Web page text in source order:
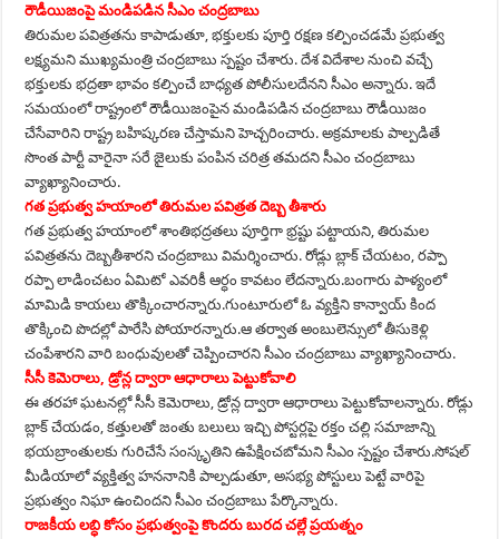
రౌడీయిజంపై మండిపడిన సీఎం చంద్రబాబు
తిరుమల పవిత్రతను కాపాడుతూ, భక్తులకు పూర్తి రక్షణ కల్పించడమే ప్రభుత్వ
లక్ష్యమని ముఖ్యమంత్రి చంద్రబాబు స్పష్టం చేశారు. దేశ విదేశాల నుంచి వచ్చే
భక్తులకు భద్రతా భావం కల్పించే బాధ్యత పోలీసులదేనని సీఎం అన్నారు. ఇదే
సమయంలో రాష్ట్రంలో రౌడీయిజంపైన మండిపడిన చంద్రబాబు రౌడీయిజం
చేసేవారిని రాష్ట్ర బహిష్కరణ చేస్తామని హెచ్చరించారు. అక్రమాలకు పాల్పడితే
సొంత పార్టీ వారైనా సరే జైలుకు పంపిన చరిత్ర తమదని సీఎం చంద్రబాబు
వ్యాఖ్యానించారు.
గత ప్రభుత్వ హయాంలో తిరుమల పవిత్రత దెబ్బ తీశారు
గత ప్రభుత్వ హయాంలో శాంతిభద్రతలు పూర్తిగా భ్రష్టు పట్టాయని, తిరుమల
పవిత్రతను దెబ్బతీశారని చంద్రబాబు విమర్శించారు. రోడ్లు బ్లాక్ చేయటం, రప్పా
రప్పా లాడించటం ఏమిటో ఎవరికీ ఆర్ధం కావటం లేదన్నారు.బంగారు పాళ్యంలో
మామిడి కాయలు తొక్కించారన్నారు.గుంటూరులో ఓ వ్యక్తిని కాన్వాయ్ కింద
తొక్కించి పొదల్లో పారేసి పోయారన్నారు.ఆ తర్వాత అంబులెన్సులో తీసుకెళ్లి
చంపేశారని వారి బంధువులతో చెప్పించారని సీఎం చంద్రబాబు వ్యాఖ్యానించారు.
సీసీ కెమెరాలు, డ్రోన్ల ద్వారా ఆధారాలు పెట్టుకోవాలి
ఈ తరహా ఘటనల్లో సీసీ కెమెరాలు, డ్రోన్ల ద్వారా ఆధారాలు పెట్టుకోవాలన్నారు. రోడ్లు
బ్లాక్ చేయడం, కత్తులతో జంతు బలులు ఇచ్చి పోస్టర్లపై రక్తం చల్లి సమాజాన్ని
భయబ్రాంతులకు గురిచేసే సంస్కృతిని ఉపేక్షించబోమని సీఎం స్పష్టం చేశారు.సోషల్
మీడియాలో వ్యక్తిత్వ హననానికి పాల్పడుతూ, అసభ్య పోస్టులు పెట్టే వారిపై
ప్రభుత్వం నిఘా ఉంచిందని సీఎం చంద్రబాబు పేర్కొన్నారు.
రాజకీయ లబ్ధి కోసం ప్రభుత్వంపై కొందరు బురద చల్లే ప్రయత్నం